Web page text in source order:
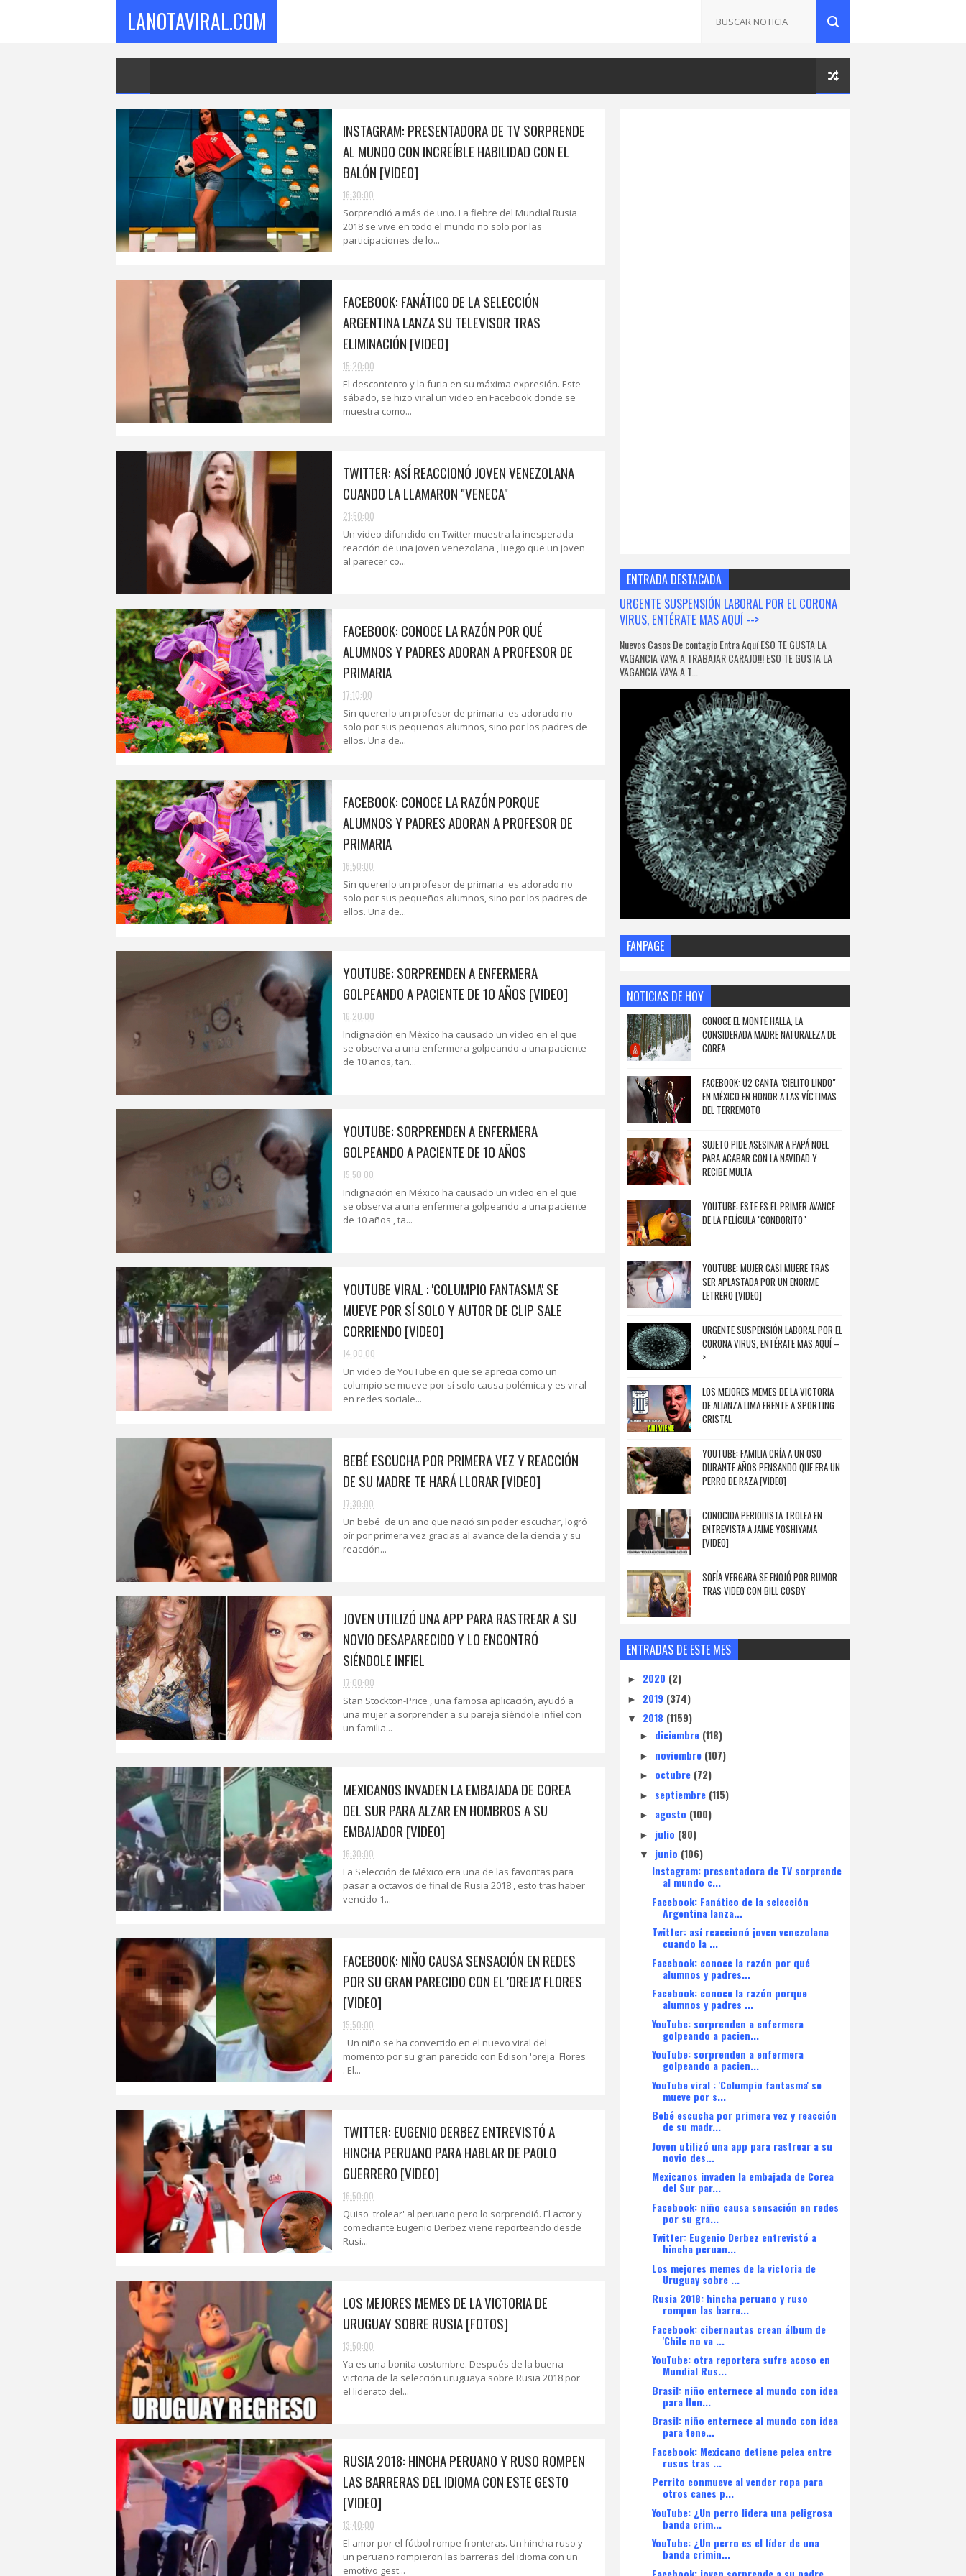
LANOTAVIRAL.COM
INSTAGRAM: PRESENTADORA DE TV SORPRENDE
AL MUNDO CON INCREÍBLE HABILIDAD CON EL
BALÓN [VIDEO]
16:30:00
Sorprendió a más de uno. La fiebre del Mundial Rusia
2018 se vive en todo el mundo no solo por las
participaciones de lo...
FACEBOOK: FANÁTICO DE LA SELECCIÓN
ARGENTINA LANZA SU TELEVISOR TRAS
ELIMINACIÓN [VIDEO]
15:20:00
El descontento y la furia en su máxima expresión. Este
sábado, se hizo viral un video en Facebook donde se
muestra como...
TWITTER: ASÍ REACCIONÓ JOVEN VENEZOLANA
CUANDO LA LLAMARON "VENECA"
21:50:00
Un video difundido en Twitter muestra la inesperada
reacción de una joven venezolana , luego que un joven
al parecer co...
FACEBOOK: CONOCE LA RAZÓN POR QUÉ
ALUMNOS Y PADRES ADORAN A PROFESOR DE
PRIMARIA
17:10:00
Sin quererlo un profesor de primaria es adorado no
solo por sus pequeños alumnos, sino por los padres de
ellos. Una de...
FACEBOOK: CONOCE LA RAZÓN PORQUE
ALUMNOS Y PADRES ADORAN A PROFESOR DE
PRIMARIA
16:50:00
Sin quererlo un profesor de primaria es adorado no
solo por sus pequeños alumnos, sino por los padres de
ellos. Una de...
YOUTUBE: SORPRENDEN A ENFERMERA
GOLPEANDO A PACIENTE DE 10 AÑOS [VIDEO]
16:20:00
Indignación en México ha causado un video en el que
se observa a una enfermera golpeando a una paciente
de 10 años, tan...
YOUTUBE: SORPRENDEN A ENFERMERA
GOLPEANDO A PACIENTE DE 10 AÑOS
15:50:00
Indignación en México ha causado un video en el que
se observa a una enfermera golpeando a una paciente
de 10 años , ta...
YOUTUBE VIRAL : 'COLUMPIO FANTASMA' SE
MUEVE POR SÍ SOLO Y AUTOR DE CLIP SALE
CORRIENDO [VIDEO]
14:00:00
Un video de YouTube en que se aprecia como un
columpio se mueve por sí solo causa polémica y es viral
en redes sociale...
BEBÉ ESCUCHA POR PRIMERA VEZ Y REACCIÓN
DE SU MADRE TE HARÁ LLORAR [VIDEO]
17:30:00
Un bebé de un año que nació sin poder escuchar, logró
oír por primera vez gracias al avance de la ciencia y su
reacción...
JOVEN UTILIZÓ UNA APP PARA RASTREAR A SU
NOVIO DESAPARECIDO Y LO ENCONTRÓ
SIÉNDOLE INFIEL
17:00:00
Stan Stockton-Price , una famosa aplicación, ayudó a
una mujer a sorprender a su pareja siéndole infiel con
un familia...
MEXICANOS INVADEN LA EMBAJADA DE COREA
DEL SUR PARA ALZAR EN HOMBROS A SU
EMBAJADOR [VIDEO]
16:30:00
La Selección de México era una de las favoritas para
pasar a octavos de final de Rusia 2018 , esto tras haber
vencido 1...
FACEBOOK: NIÑO CAUSA SENSACIÓN EN REDES
POR SU GRAN PARECIDO CON EL 'OREJA' FLORES
[VIDEO]
15:50:00
Un niño se ha convertido en el nuevo viral del
momento por su gran parecido con Edison 'oreja' Flores
. El...
TWITTER: EUGENIO DERBEZ ENTREVISTÓ A
HINCHA PERUANO PARA HABLAR DE PAOLO
GUERRERO [VIDEO]
16:50:00
Quiso 'trolear' al peruano pero lo sorprendió. El actor y
comediante Eugenio Derbez viene reporteando desde
Rusi...
LOS MEJORES MEMES DE LA VICTORIA DE
URUGUAY SOBRE RUSIA [FOTOS]
13:50:00
Ya es una bonita costumbre. Después de la buena
victoria de la selección uruguaya sobre Rusia 2018 por
el liderato del...
RUSIA 2018: HINCHA PERUANO Y RUSO ROMPEN
LAS BARRERAS DEL IDIOMA CON ESTE GESTO
[VIDEO]
13:40:00
El amor por el fútbol rompe fronteras. Un hincha ruso y
un peruano rompieron las barreras del idioma con un
emotivo gest...
ENTRADA DESTACADA
URGENTE SUSPENSIÓN LABORAL POR EL CORONA
VIRUS, ENTÉRATE MAS AQUÍ -->
Nuevos Casos De contagio Entra Aquí ESO TE GUSTA LA
VAGANCIA VAYA A TRABAJAR CARAJO!!! ESO TE GUSTA LA
VAGANCIA VAYA A T...
FANPAGE
NOTICIAS DE HOY
CONOCE EL MONTE HALLA, LA
CONSIDERADA MADRE NATURALEZA DE
COREA
FACEBOOK: U2 CANTA "CIELITO LINDO"
EN MÉXICO EN HONOR A LAS VÍCTIMAS
DEL TERREMOTO
SUJETO PIDE ASESINAR A PAPÁ NOEL
PARA ACABAR CON LA NAVIDAD Y
RECIBE MULTA
YOUTUBE: ESTE ES EL PRIMER AVANCE
DE LA PELÍCULA "CONDORITO"
YOUTUBE: MUJER CASI MUERE TRAS
SER APLASTADA POR UN ENORME
LETRERO [VIDEO]
URGENTE SUSPENSIÓN LABORAL POR EL
CORONA VIRUS, ENTÉRATE MAS AQUÍ --
>
LOS MEJORES MEMES DE LA VICTORIA
DE ALIANZA LIMA FRENTE A SPORTING
CRISTAL
YOUTUBE: FAMILIA CRÍA A UN OSO
DURANTE AÑOS PENSANDO QUE ERA UN
PERRO DE RAZA [VIDEO]
CONOCIDA PERIODISTA TROLEA EN
ENTREVISTA A JAIME YOSHIYAMA
[VIDEO]
SOFÍA VERGARA SE ENOJÓ POR RUMOR
TRAS VIDEO CON BILL COSBY
ENTRADAS DE ESTE MES
► 2020 (2)
► 2019 (374)
▼ 2018 (1159)
► diciembre (118)
► noviembre (107)
► octubre (72)
► septiembre (115)
► agosto (100)
► julio (80)
▼ junio (106)
Instagram: presentadora de TV sorprende
al mundo c...
Facebook: Fanático de la selección
Argentina lanza...
Twitter: así reaccionó joven venezolana
cuando la ...
Facebook: conoce la razón por qué
alumnos y padres...
Facebook: conoce la razón porque
alumnos y padres ...
YouTube: sorprenden a enfermera
golpeando a pacien...
YouTube: sorprenden a enfermera
golpeando a pacien...
YouTube viral : 'Columpio fantasma' se
mueve por s...
Bebé escucha por primera vez y reacción
de su madr...
Joven utilizó una app para rastrear a su
novio des...
Mexicanos invaden la embajada de Corea
del Sur par...
Facebook: niño causa sensación en redes
por su gra...
Twitter: Eugenio Derbez entrevistó a
hincha peruan...
Los mejores memes de la victoria de
Uruguay sobre ...
Rusia 2018: hincha peruano y ruso
rompen las barre...
Facebook: cibernautas crean álbum de
'Chile no va ...
YouTube: otra reportera sufre acoso en
Mundial Rus...
Brasil: niño enternece al mundo con idea
para llen...
Brasil: niño enternece al mundo con idea
para tene...
Facebook: Mexicano detiene pelea entre
rusos tras ...
Perrito conmueve al vender ropa para
otros canes p...
YouTube: ¿Un perro lidera una peligrosa
banda crim...
YouTube: ¿Un perro es el líder de una
banda crimin...